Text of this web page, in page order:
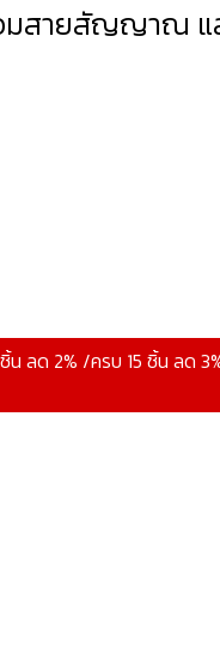
มสายสัญญาณ แ
ลด 2% /ครบ 15 ชิ้น ลด